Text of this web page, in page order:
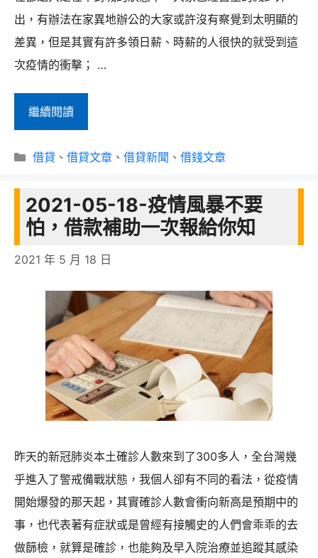
出，有辦法在家異地辦公的大家或許沒有察覺到太明顯的
差異，但是其實有許多領日薪、時薪的人很快的就受到這
次疫情的衝擊； …
繼續閱讀2021-
05-
22-
情
重
襲
太
突
然，
銀
行
貸
還
款
遇
上
分
借貸 、 借貸文章、 借貸新聞 、 借錢文章
2021-05-18-疫情風暴不要
怕，借款補助一次報給你知
2021 年 5 月 18 日
昨天的新冠肺炎本土確診人數來到了300多人，全台灣幾
乎進入了警戒備戰狀態，我個人卻有不同的看法，從疫情
開始爆發的那天起，其實確診人數會衝向新高是預期中的
事，也代表著有症狀或是曾經有接觸史的人們會乖乖的去
做篩檢，就算是確診，也能夠及早入院治療並追蹤其感染